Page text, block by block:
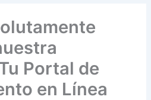
Portal de
en Línea